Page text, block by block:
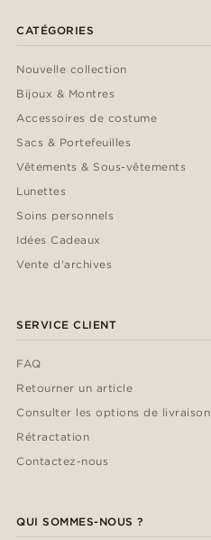
CATÉGORIES
Nouvelle collection
Bijoux & Montres
Accessoires de costume
Sacs & Portefeuilles
Vêtements & Sous-vêtements
Lunettes
Soins personnels
Idées Cadeaux
Vente d'archives
SERVICE CLIENT
FAQ
Retourner un article
Consulter les options de livraison
Rétractation
Contactez-nous
QUI SOMMES-NOUS ?